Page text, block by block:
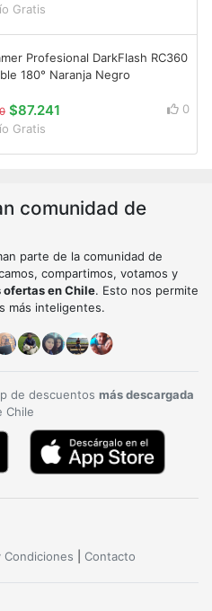
Gratis
Profesional DarkFlash RC360
180° Naranja Negro
$87.241
0
Gratis
comunidad de
parte de la comunidad de
compartimos, votamos y
ofertas en Chile. Esto nos permite
más inteligentes.
de descuentos más descargada
Chile
Condiciones Contacto